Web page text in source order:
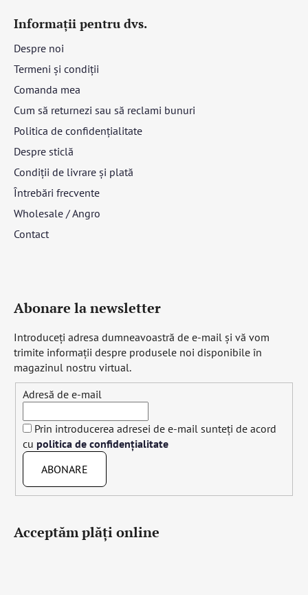
Informații pentru dvs.
Despre noi
Termeni și condiții
Comanda mea
Cum să returnezi sau să reclami bunuri
Politica de confidențialitate
Despre sticlă
Condiții de livrare și plată
Întrebări frecvente
Wholesale / Angro
Contact
Abonare la newsletter
Introduceţi adresa dumneavoastră de e-mail şi vă vom
trimite informaţii despre produsele noi disponibile în
magazinul nostru virtual.
Adresă de e-mail
Prin introducerea adresei de e-mail sunteți de acord
cu politica de confidențialitate
ABONARE
Acceptăm plăţi online